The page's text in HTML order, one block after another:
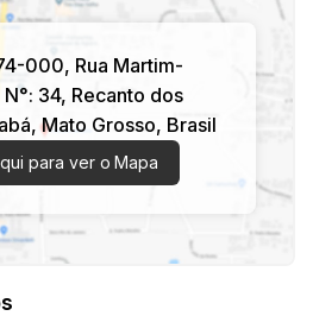
000, Rua Martim-
N°: 34, Recanto dos
,Mato Grosso, Brasil
para ver o Mapa